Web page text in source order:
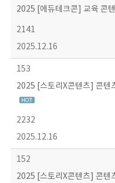
2025 [에듀테크콘] 교육 콘
2141
2025.12.16
153
2025 [스토리X콘텐츠] 콘텐
2232
2025.12.16
152
2025 [스토리X콘텐츠] 콘텐